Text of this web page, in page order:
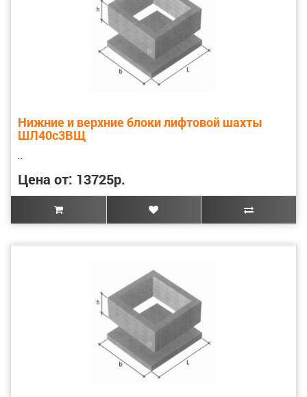
Нижние и верхние блоки лифтовой шахты
ШЛ40с3ВЩ
..
Цена от: 13725р.